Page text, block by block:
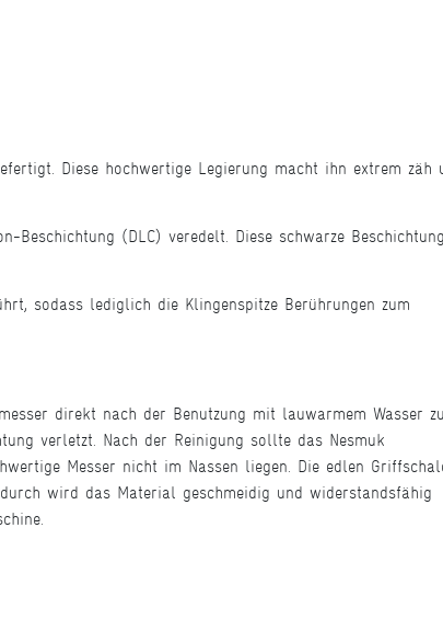
Diese hochwertige Legierung macht ihn extrem zäh
(DLC) veredelt. Diese schwarze Beschichtung
sodass lediglich die Klingenspitze Berührungen zum
direkt nach der Benutzung mit lauwarmem Wasser zu
verletzt. Nach der Reinigung sollte das Nesmuk
Messer nicht im Nassen liegen. Die edlen
wird das Material geschmeidig und widerstandsfähig